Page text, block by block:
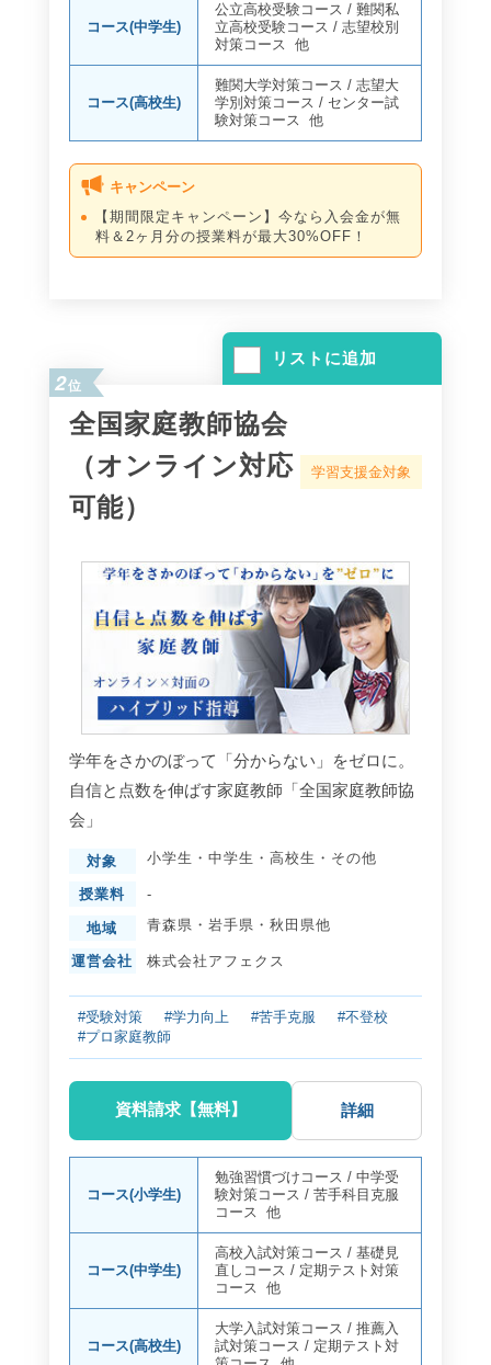
コース(中学生)
公立高校受験コース /難関私
立高校受験コース /志望校別
対策コース 他
コース(高校生)
難関大学対策コース /志望大
学別対策コース /センター試
験対策コース 他
キャンペーン
【期間限定キャンペーン】今なら入会金が無
料＆2ヶ月分の授業料が最大30%OFF！
リストに追加
2位
全国家庭教師協会
（オンライン対応
可能）
学習支援金対象
学年をさかのぼって「分からない」をゼロに。
自信と点数を伸ばす家庭教師「全国家庭教師協
会」
対象 小学生 ・ 中学生 ・ 高校生 ・ その他
授業料 -
地域 青森県 ・ 岩手県 ・ 秋田県他
運営会社 株式会社アフェクス
#受験対策 #学力向上 #苦手克服
#不登校
#プロ家庭教師
資料請求【無料】 詳細
コース(小学生)
勉強習慣づけコース /中学受
験対策コース /苦手科目克服
コース 他
コース(中学生)
高校入試対策コース /基礎見
直しコース /定期テスト対策
コース 他
コース(高校生)
大学入試対策コース /推薦入
試対策コース /定期テスト対